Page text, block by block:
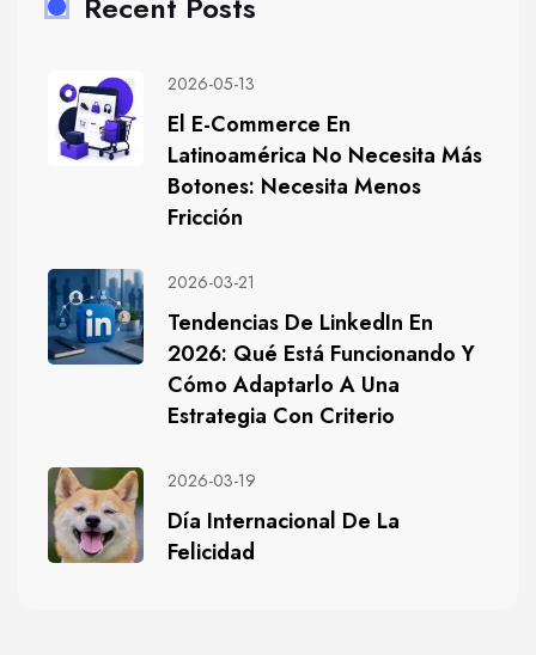
2026-05-13
El E-Commerce En
Latinoamérica No Necesita Más
Botones: Necesita Menos
Fricción
2026-03-21
Tendencias De LinkedIn En
2026: Qué Está Funcionando Y
Cómo Adaptarlo A Una
Estrategia Con Criterio
2026-03-19
Día Internacional De La
Felicidad